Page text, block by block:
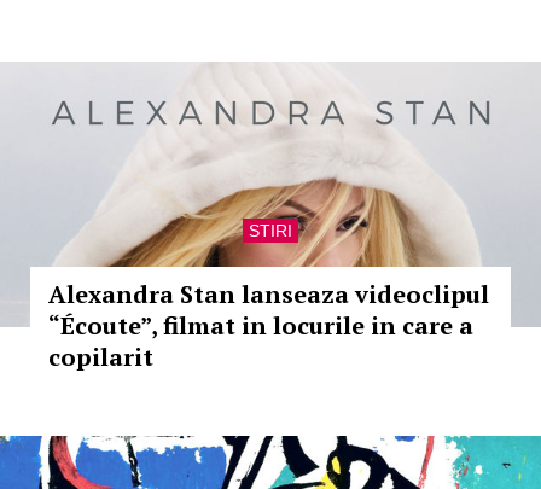
STIRI
Alexandra Stan lanseaza videoclipul
“Écoute”, filmat in locurile in care a
copilarit